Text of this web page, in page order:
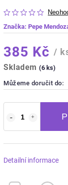
Značka: Pepe
385 Kč /
Skladem (6 ks)
Můžeme doručit do:
Detailní informace